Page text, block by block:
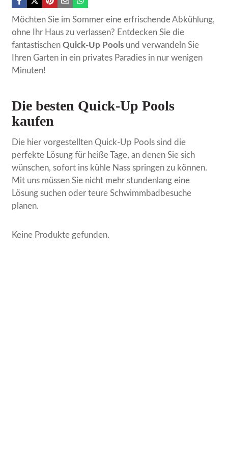
Möchten Sie im Sommer eine erfrischende Abkühlung,
ohne Ihr Haus zu verlassen? Entdecken Sie die
fantastischenQuick-Up Pools und verwandeln Sie
Ihren Garten in ein privates Paradies in nur wenigen
Minuten!
Die besten Quick-Up Pools
kaufen
Die hier vorgestellten Quick-Up Pools sind die
perfekte Lösung für heiße Tage, an denen Sie sich
wünschen, sofort ins kühle Nass springen zu können.
Mit uns müssen Sie nicht mehr stundenlang eine
Lösung suchen oder teure Schwimmbadbesuche
planen.
Keine Produkte gefunden.